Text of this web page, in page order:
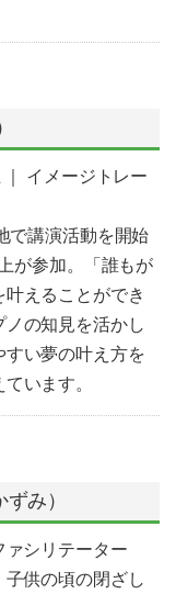
イメージトレー
で講演活動を開始
が参加。「誰もが
えることができ
ノの知見を活かし
すい夢の叶え方を
います。
み）
ァシリテーター
供の頃の閉ざし